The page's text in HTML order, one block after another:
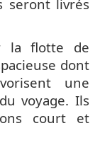
seront livrés
la flotte de
dont
une
voyage. Ils
court et